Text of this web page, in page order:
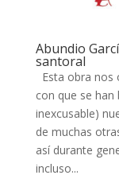
Abundio
santoral
Esta obra nos
con que se han
inexcusable)
de muchas
así durante
incluso...